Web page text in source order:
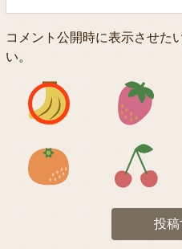
コメント公開時に表示させた
い。
アイコン1
アイコン5
投稿